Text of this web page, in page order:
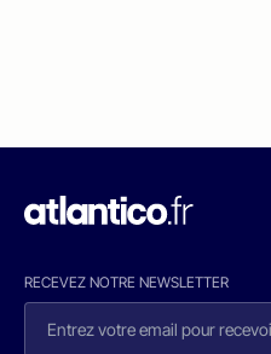
RECEVEZ NOTRE NEWSLETTER